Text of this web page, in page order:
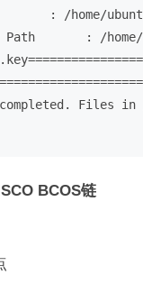
: /home/
Path       : /
Files in
BCOS链